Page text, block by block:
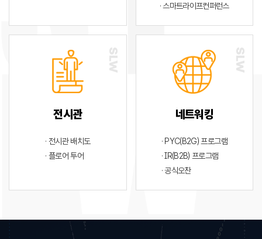
· 스마트라이프컨퍼런스
전시관
· 전시관 배치도
· 플로어 투어
네트워킹
· PYC(B2G) 프로그램
· IR(B2B) 프로그램
· 공식오찬